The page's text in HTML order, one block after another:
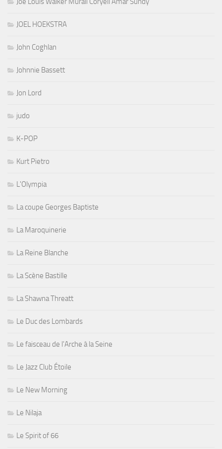
JOEL HOEKSTRA
John Coghlan
Johnnie Bassett
Jon Lord
judo
K-POP
Kurt Pietro
L'Olympia
La coupe Georges Baptiste
La Maroquinerie
La Reine Blanche
La Scène Bastille
La Shawna Threatt
Le Duc des Lombards
Le faisceau de l'Arche à la Seine
Le Jazz Club Étoile
Le New Morning
Le Nilaja
Le Spirit of 66